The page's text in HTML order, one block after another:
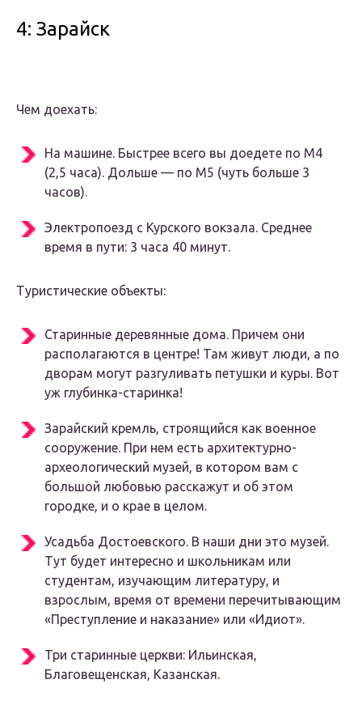
4: Зарайск
Чем доехать:
На машине. Быстрее всего вы доедете по М4
(2,5 часа). Дольше — по М5 (чуть больше 3
часов).
Электропоезд с Курского вокзала. Среднее
время в пути: 3 часа 40 минут.
Туристические объекты:
Старинные деревянные дома. Причем они
располагаются в центре! Там живут люди, а по
дворам могут разгуливать петушки и куры. Вот
уж глубинка-старинка!
Зарайский кремль, строящийся как военное
сооружение. При нем есть архитектурно-
археологический музей, в котором вам с
большой любовью расскажут и об этом
городке, и о крае в целом.
Усадьба Достоевского. В наши дни это музей.
Тут будет интересно и школьникам или
студентам, изучающим литературу, и
взрослым, время от времени перечитывающим
«Преступление и наказание» или «Идиот».
Три старинные церкви: Ильинская,
Благовещенская, Казанская.